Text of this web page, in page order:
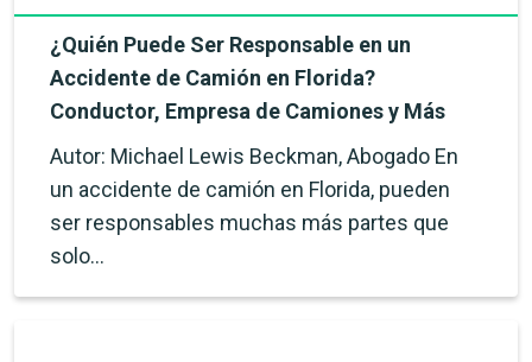
¿Quién Puede Ser Responsable en un
Accidente de Camión en Florida?
Conductor, Empresa de Camiones y Más
Autor: Michael Lewis Beckman, Abogado En
un accidente de camión en Florida, pueden
ser responsables muchas más partes que
solo…